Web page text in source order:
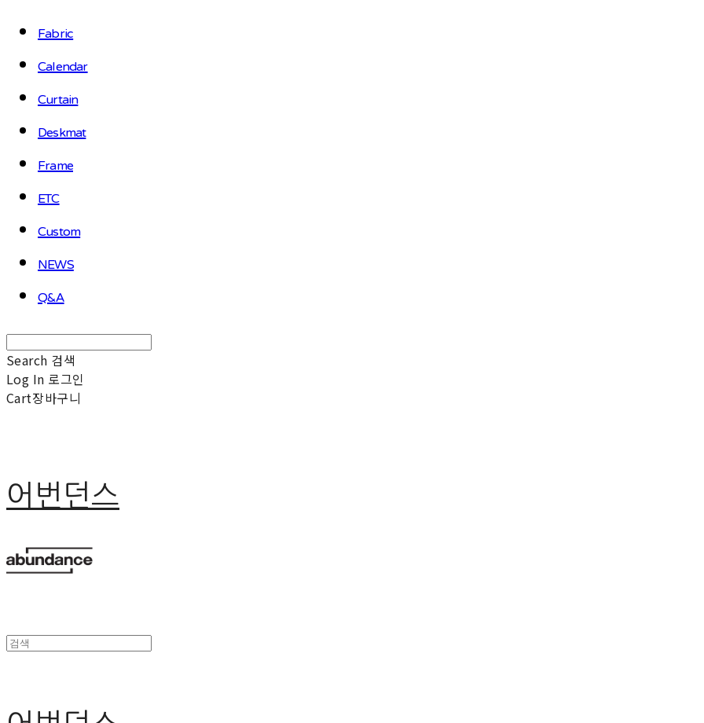
Fabric
Calendar
Curtain
Deskmat
Frame
ETC
Custom
NEWS
Q&A
Search 검색
Log In 로그인
Cart장바구니
어번던스